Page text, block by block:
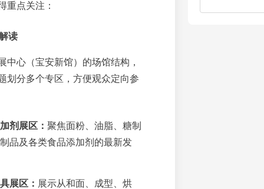
重点关注：
读
中心（宝安新馆）的场馆结构，
划分多个专区，方便观众定向参
剂展区： 聚焦面粉、油脂、糖制
品及各类食品添加剂的最新发
展区： 展示从和面、成型、烘